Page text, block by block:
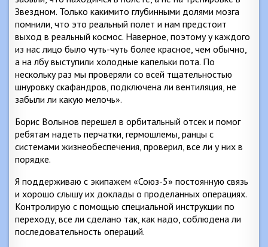
Звездном. Только какимито глубинными долями мозга
помнили, что это реальный полет и нам предстоит
выход в реальный космос. Наверное, поэтому у каждого
из нас лицо было чуть-чуть более красное, чем обычно,
а на лбу выступили холодные капельки пота. По
нескольку раз мы проверяли со всей тщательностью
шнуровку скафандров, подключена ли вентиляция, не
забыли ли какую мелочь».
Борис Волынов перешел в орбитальный отсек и помог
ребятам надеть перчатки, гермошлемы, ранцы с
системами жизнеобеспечения, проверил, все ли у них в
порядке.
Я поддерживаю с экипажем «Союз-5» постоянную связь
и хорошо слышу их доклады о проделанных операциях.
Контролирую с помощью специальной инструкции по
переходу, все ли сделано так, как надо, соблюдена ли
последовательность операций.